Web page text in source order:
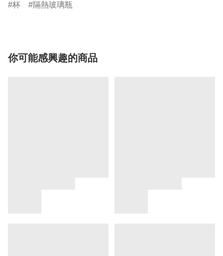
杯 隔熱玻璃瓶
你可能感興趣的商品